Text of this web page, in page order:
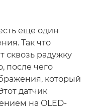
еще один
Так что
сквозь радужку
после чего
который
датчик
на OLED-